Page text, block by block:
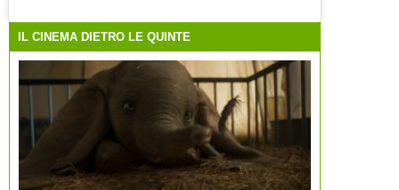
IL CINEMA DIETRO LE QUINTE